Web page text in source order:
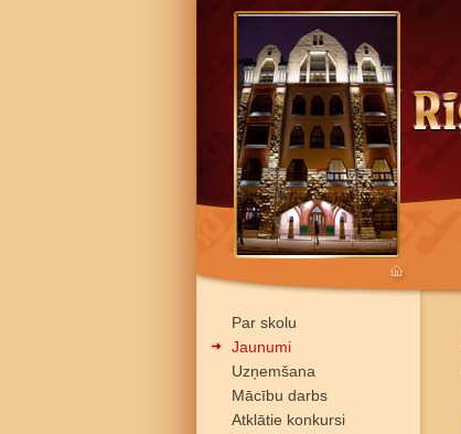
Par skolu
Jaunumi
Uzņemšana
Mācību darbs
Atklātie konkursi